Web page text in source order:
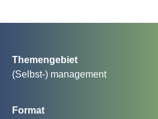
Themengebiet
(Selbst-) management
Format